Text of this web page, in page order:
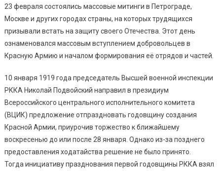
23 февраля состоялись массовые митинги в Петрограде,
Москве и других городах страны, на которых трудящихся
призывали встать на защиту своего Отечества. Этот день
ознаменовался массовым вступлением добровольцев в
Красную Армию и началом формирования её отрядов и частей.
10 января 1919 года председатель Высшей военной инспекции
РККА Николай Подвойский направил в президиум
Всероссийского центрального исполнительного комитета
(ВЦИК) предложение отпраздновать годовщину создания
Красной Армии, приурочив торжество к ближайшему
воскресенью до или после 28 января. Однако из-за позднего
предоставления ходатайства решение не было принято.
Тогда инициативу празднования первой годовщины РККА взял